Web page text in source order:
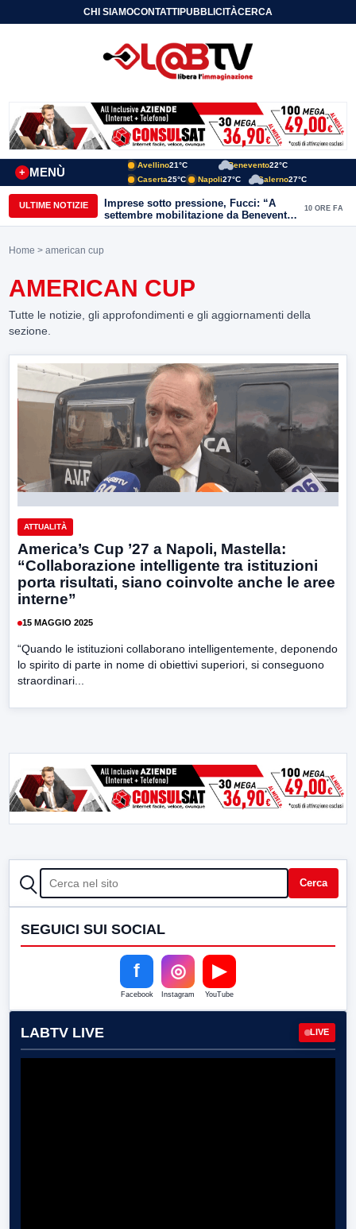
CHI SIAMOCONTATTIPUBBLICITÀCERCA
MENÙ
+
Avellino21°C Benevento22°C
Caserta25°C Napoli27°C Salerno27°C
ULTIME NOTIZIE
Imprese sotto pressione, Fucci: “A
settembre mobilitazione da Benevento
e Avellino”
10 ORE FA
Home > american cup
AMERICAN CUP
Tutte le notizie, gli approfondimenti e gli aggiornamenti della
sezione.
ATTUALITÀ
America’s Cup ’27 a Napoli, Mastella:
“Collaborazione intelligente tra istituzioni
porta risultati, siano coinvolte anche le aree
interne”
15 MAGGIO 2025
“Quando le istituzioni collaborano intelligentemente, deponendo
lo spirito di parte in nome di obiettivi superiori, si conseguono
straordinari...
CERCA Cerca
SEGUICI SUI SOCIAL
f
Facebook
◎
Instagram
▶
YouTube
LABTV LIVE LIVE